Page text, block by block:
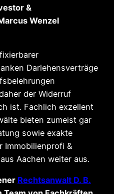
&
Wenzel
Darlehensverträge
der Widerruf
ist. Fachlich exzellent
bieten zumeist gar
sowie exakte
Immobilienprofi &
Aachen weiter aus.
Rechtsanwalt D. B.